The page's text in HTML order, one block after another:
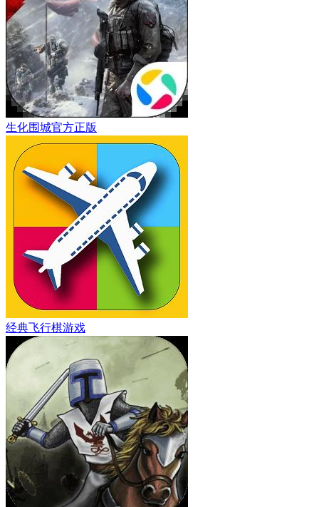
生化围城官方正版
经典飞行棋游戏